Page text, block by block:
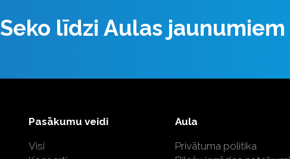
Seko līdzi Aulas jaunumiem
Pasākumu veidi
Visi
Aula
Privātuma politika